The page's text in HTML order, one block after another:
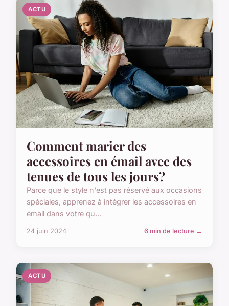
ACTU
Comment marier des
accessoires en émail avec des
tenues de tous les jours?
Parce que le style n'est pas réservé aux occasions
spéciales, apprenez à intégrer les accessoires en
émail dans votre qu...
24 juin 2024 6 min de lecture →
ACTU